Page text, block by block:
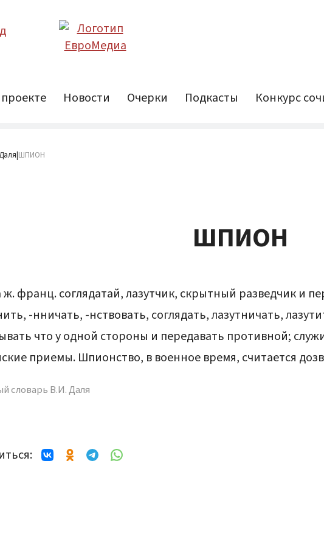
Новости Очерки Подкасты Конкурс
|ШПИОН
ШПИОН
ж. франц. соглядатай, лазутчик, скрытный разведчик и
-нничать, -нствовать, соглядать, лазутничать,
что у одной стороны и передавать противной;
приемы. Шпионство, в военное время, считается
словарь В.И. Даля